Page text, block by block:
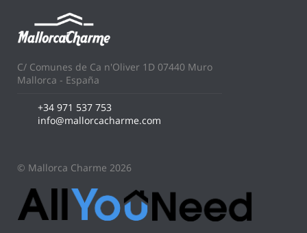
C/ Comunes de Ca n'Oliver 1D 07440 Muro
Mallorca - España
+34 971 537 753
info@mallorcacharme.com
© Mallorca Charme 2026